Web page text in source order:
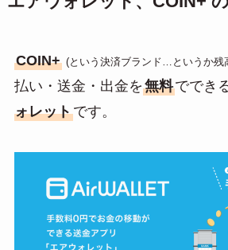
COIN+ (という決済ブランド…というか残
払い・送金・出金を無料ででき
ォレットです。